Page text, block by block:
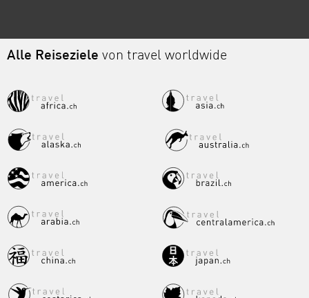
Alle Reiseziele von travel worldwide